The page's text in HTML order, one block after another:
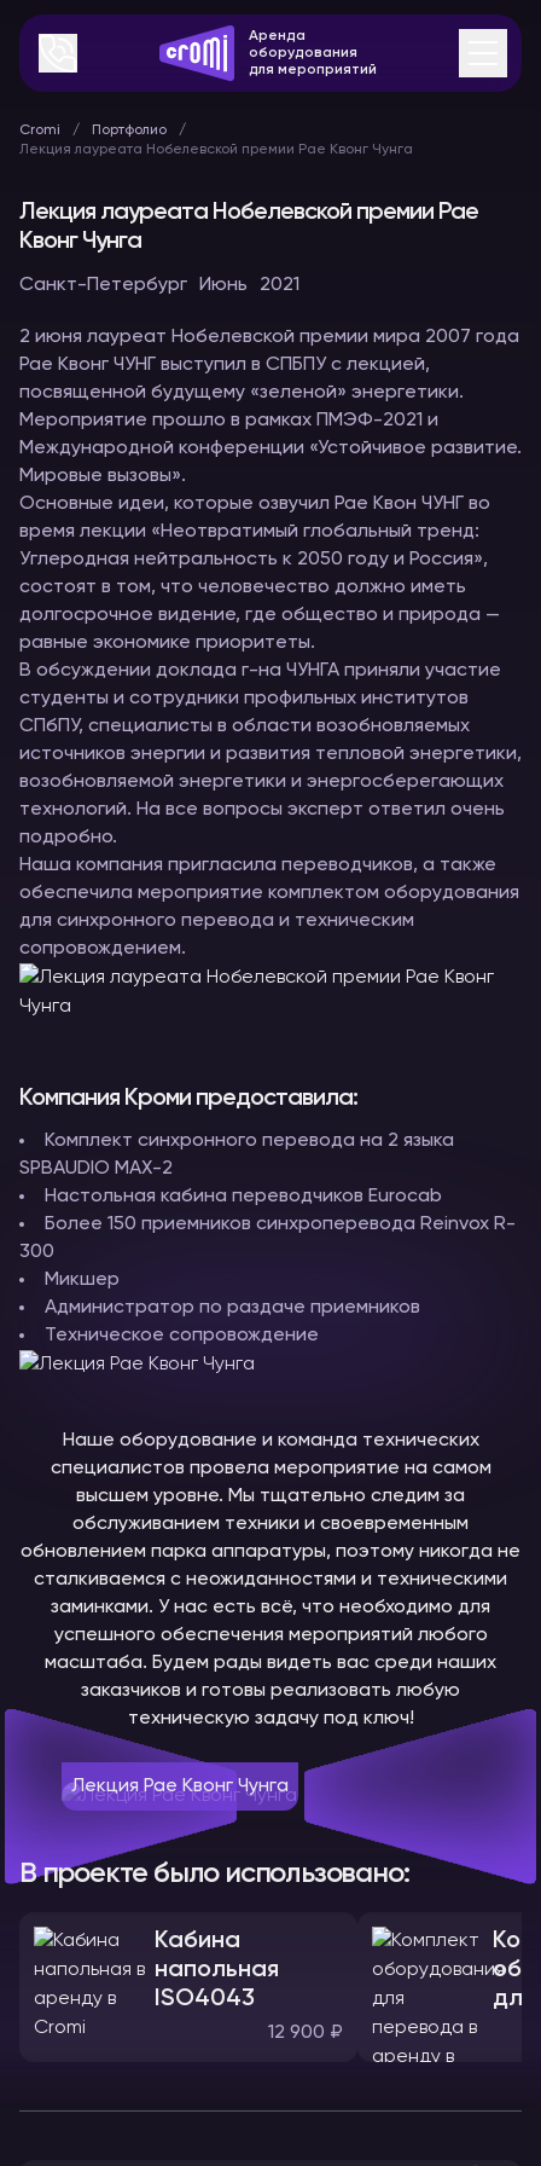
Аренда
оборудования
для мероприятий
Cromi
Портфолио
Лекция лауреата Нобелевской премии Рае Квонг Чунга
Лекция лауреата Нобелевской премии Рае
Квонг Чунга
Санкт-Петербург Июнь 2021
2 июня лауреат Нобелевской премии мира 2007 года
Рае Квонг ЧУНГ выступил в СПБПУ с лекцией,
посвященной будущему «зеленой» энергетики.
Мероприятие прошло в рамках ПМЭФ-2021 и
Международной конференции «Устойчивое развитие.
Мировые вызовы».
Основные идеи, которые озвучил Рае Квон ЧУНГ во
время лекции «Неотвратимый глобальный тренд:
Углеродная нейтральность к 2050 году и Россия»,
состоят в том, что человечество должно иметь
долгосрочное видение, где общество и природа —
равные экономике приоритеты.
В обсуждении доклада г-на ЧУНГА приняли участие
студенты и сотрудники профильных институтов
СПбПУ, специалисты в области возобновляемых
источников энергии и развития тепловой энергетики,
возобновляемой энергетики и энергосберегающих
технологий. На все вопросы эксперт ответил очень
подробно.
Наша компания пригласила переводчиков, а также
обеспечила мероприятие комплектом оборудования
для синхронного перевода и техническим
сопровождением.
Компания Кроми предоставила:
Комплект синхронного перевода на 2 языка
SPBAUDIO MAX-2
Настольная кабина переводчиков Eurocab
Более 150 приемников синхроперевода Reinvox R-
300
Микшер
Администратор по раздаче приемников
Техническое сопровождение
Наше оборудование и команда технических
специалистов провела мероприятие на самом
высшем уровне. Мы тщательно следим за
обслуживанием техники и своевременным
обновлением парка аппаратуры, поэтому никогда не
сталкиваемся с неожиданностями и техническими
заминками. У нас есть всё, что необходимо для
успешного обеспечения мероприятий любого
масштаба. Будем рады видеть вас среди наших
заказчиков и готовы реализовать любую
техническую задачу под ключ!
Лекция Рае Квонг Чунга
В проекте было использовано:
Кабина
напольная
ISO4043
12 900 ₽